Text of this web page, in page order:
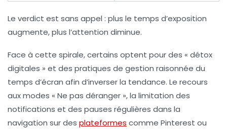
Le verdict est sans appel : plus le temps d’exposition
augmente, plus l’attention diminue.
Face à cette spirale, certains optent pour des « détox
digitales » et des pratiques de gestion raisonnée du
temps d’écran afin d’inverser la tendance. Le recours
aux modes « Ne pas déranger », la limitation des
notifications et des pauses régulières dans la
navigation sur des plateformes comme Pinterest ou